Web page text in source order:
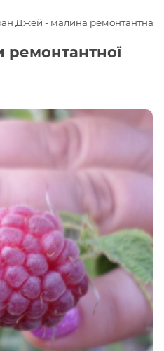
Джей - малина ремонтантна